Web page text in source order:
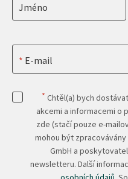
Jméno
E-mail
* Chtěl(a) bych
akcemi a informacemi o
zde (stačí pouze e-
mohou být
GmbH a
newsletteru. Další